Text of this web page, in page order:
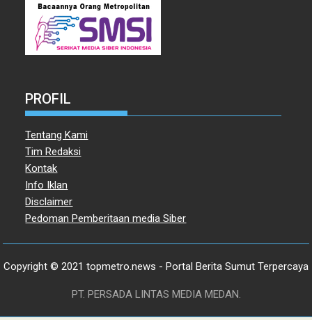
PROFIL
Tentang Kami
Tim Redaksi
Kontak
Info Iklan
Disclaimer
Pedoman Pemberitaan media Siber
Copyright © 2021 topmetro.news - Portal Berita Sumut Terpercaya
PT. PERSADA LINTAS MEDIA MEDAN.